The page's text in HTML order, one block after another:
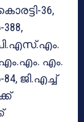
36,
എം.
ജി.എച്ച്